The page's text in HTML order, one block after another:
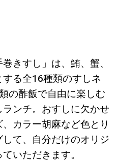
きすし」は、鮪、蟹、
る全16種類のすしネ
の酢飯で自由に楽しむ
ンチ。おすしに欠かせ
カラー胡麻など色とり
て、自分だけのオリジ
いただきます。